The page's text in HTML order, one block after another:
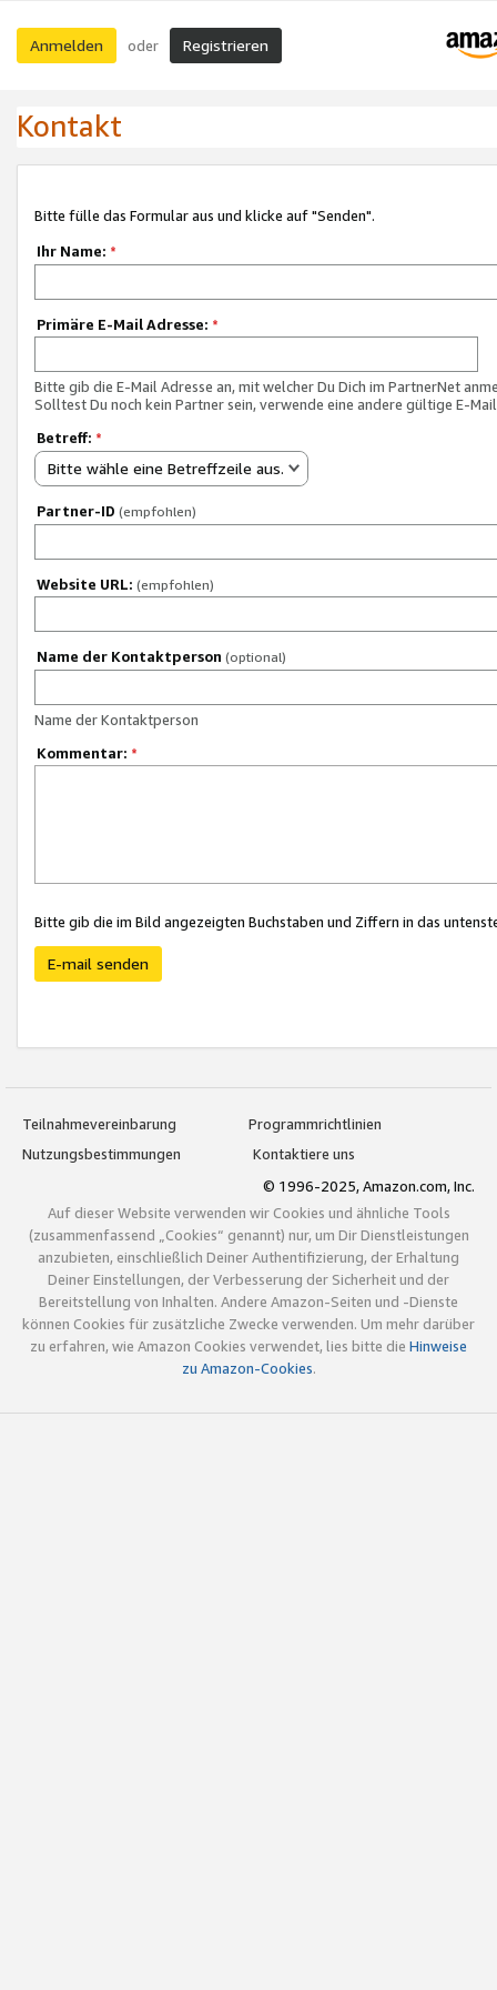
Anmelden oder Registrieren
Kontakt
Bitte fülle das Formular aus und klicke auf "Senden".
Ihr Name: *
Primäre E-Mail Adresse: *
Bitte gib die E-Mail Adresse an, mit welcher Du Dich im PartnerNet
Solltest Du noch kein Partner sein, verwende eine andere gültige E-
Betreff: *
Bitte wähle eine Betreffzeile aus.
Partner-ID (empfohlen)
Website URL: (empfohlen)
Name der Kontaktperson (optional)
Name der Kontaktperson
Kommentar: *
Bitte gib die im Bild angezeigten Buchstaben und Ziffern in das
E-mail senden
Teilnahmevereinbarung
Programmrichtlinien
Nutzungsbestimmungen
Kontaktiere uns
© 1996-2025, Amazon.com, Inc.
Auf dieser Website verwenden wir Cookies und ähnliche Tools
(zusammenfassend „Cookies“ genannt) nur, um Dir Dienstleistungen
anzubieten, einschließlich Deiner Authentifizierung, der Erhaltung
Deiner Einstellungen, der Verbesserung der Sicherheit und der
Bereitstellung von Inhalten. Andere Amazon-Seiten und -Dienste
können Cookies für zusätzliche Zwecke verwenden. Um mehr darüber
zu erfahren, wie Amazon Cookies verwendet, lies bitte die Hinweise
zu Amazon-Cookies.